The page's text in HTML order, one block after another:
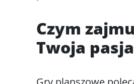
Czym
Twoja